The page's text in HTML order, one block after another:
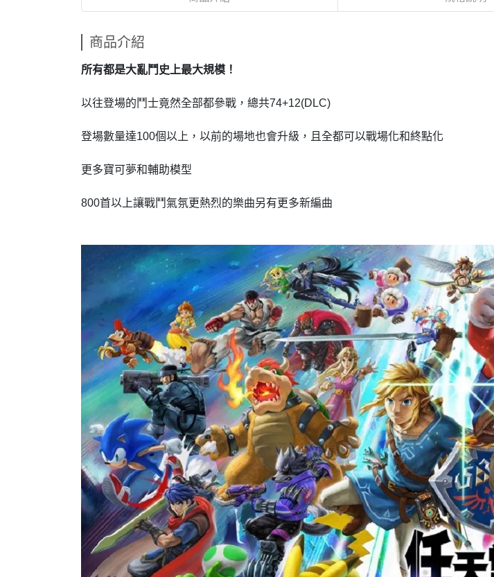
商品介紹
所有都是大亂鬥 史上最大規模！
以往登場的鬥士竟然全部都參戰，總共74+12(DLC)
登場數量達100個以上，以前的場地也會升級，且全都可以戰場化和終點化
更多寶可夢和輔助模型
800首以上讓戰鬥氣氛更熱烈的樂曲另有更多新編曲